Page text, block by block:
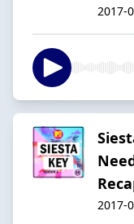
2017-
2017-